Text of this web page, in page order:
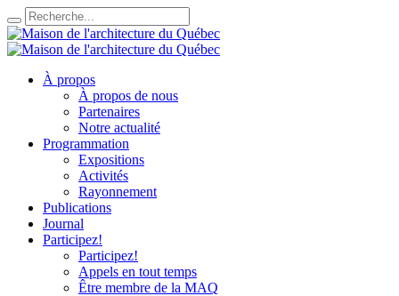
À propos
À propos de nous
Partenaires
Notre actualité
Programmation
Expositions
Activités
Rayonnement
Publications
Journal
Participez!
Participez!
Appels en tout temps
Être membre de la MAQ